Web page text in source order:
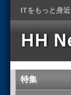
ITをもっと身
特集